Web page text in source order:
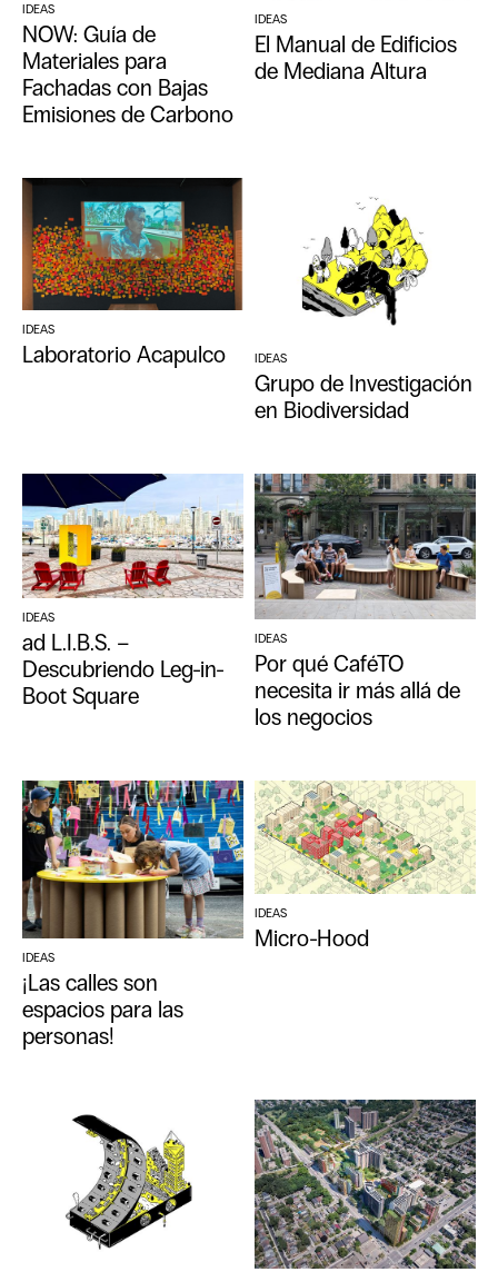
IDEAS
NOW: Guía de
Materiales para
Fachadas con Bajas
Emisiones de Carbono
IDEAS
El Manual de Edificios
de Mediana Altura
IDEAS
Laboratorio Acapulco IDEAS
Grupo de Investigación
en Biodiversidad
IDEAS
ad L.I.B.S. –
Descubriendo Leg-in-
Boot Square
IDEAS
Por qué CaféTO
necesita ir más allá de
los negocios
IDEAS
¡Las calles son
espacios para las
personas!
IDEAS
Micro-Hood